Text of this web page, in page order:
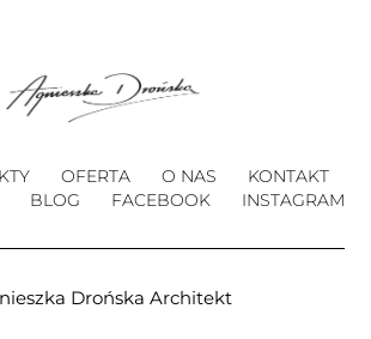
OFERTA O NAS
KONTAKT
BLOG
FACEBOOK INSTAGRAM
Drońska Architekt